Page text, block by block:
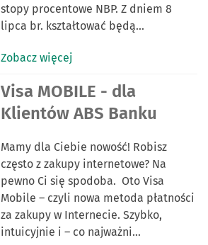
stopy procentowe NBP. Z dniem 8
lipca br. kształtować będą…
Zobacz więcej
DATA PUBLIKACJI:
Visa MOBILE - dla
Klientów ABS Banku
Mamy dla Ciebie nowość! Robisz
często z zakupy internetowe? Na
pewno Ci się spodoba. Oto Visa
Mobile – czyli nowa metoda płatności
za zakupy w Internecie. Szybko,
intuicyjnie i – co najważni…